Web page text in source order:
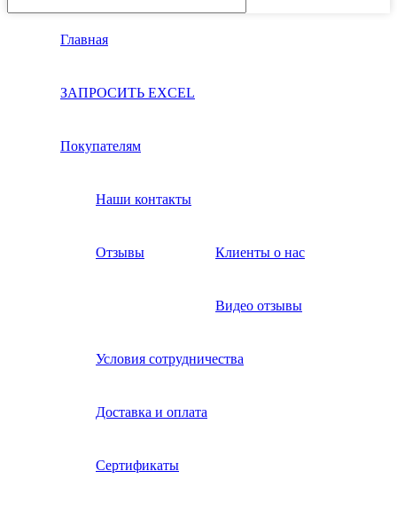
030
Главная
ЗАПРОСИТЬ EXCEL
Покупателям
Наши контакты
Отзывы Клиенты о нас
Видео отзывы
Условия сотрудничества
Доставка и оплата
Сертификаты